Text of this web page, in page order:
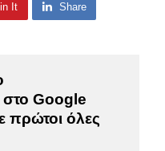
It Share
Google
πρώτοι όλες